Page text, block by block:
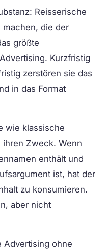
Reisserische
machen, die der
größte
Kurzfristig
zerstören sie das
in das Format
wie klassische
Zweck. Wenn
enthält und
ist, hat der
zu konsumieren.
aber nicht
Advertising ohne